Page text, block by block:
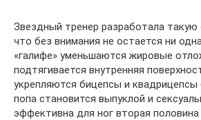
Звездный тренер разработала такую
что без внимания не остается ни
«галифе» уменьшаются жировые
подтягивается внутренняя
укрепляются бицепсы и квадрицепсы
попа становится выпуклой и
эффективна для ног вторая